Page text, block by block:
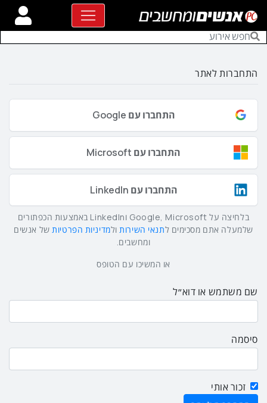
התחברות לאתר
התחברו עם Google
התחברו עם Microsoft
התחברו עם LinkedIn
בלחיצה על Google, Microsoft וLinkedIn באמצעות הכפתורים
שלמעלה אתם מסכימים לתנאי השירותולמדיניות הפרטיותשל אנשים
ומחשבים.
או המשיכו עם הטופס
שם משתמש או דוא״ל
סיסמה
זכור אותי